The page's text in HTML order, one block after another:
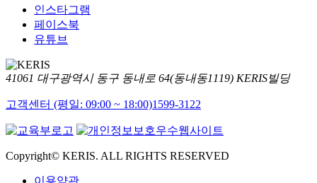
인스타그램
페이스북
유튜브
41061 대구광역시 동구 동내로 64(동내동1119) KERIS빌딩
고객센터 (평일: 09:00 ~ 18:00)1599-3122
Copyright© KERIS. ALL RIGHTS RESERVED